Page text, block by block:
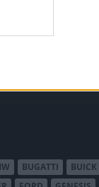
BUGATTI BUICK